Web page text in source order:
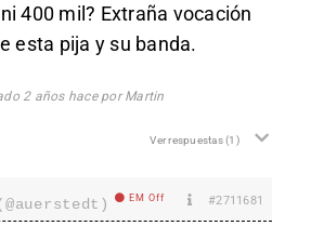
400 mil? Extraña vocación
esta pija y su banda.
2 años hace por Martin
Ver respuestas(1)
EM Off #2711681